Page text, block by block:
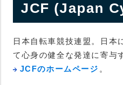
JCF (Japan
日本自転車競技連盟。日本
て心身の健全な発達に寄与
JCFのホームページ 。